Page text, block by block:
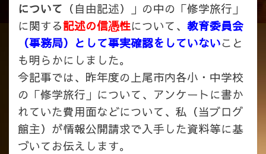
について （自由記述）」の中の「修学旅行」
に関する記述の信憑性について、 教育委員会
（事務局）として事実確認をしていないこと
も明らかにしました。
今記事では、昨年度の上尾市内各小・中学校
の「修学旅行」について、アンケートに書か
れていた費用面などについて、私（当ブログ
館主）が情報公開請求で入手した資料等に基
づいてお伝えします。